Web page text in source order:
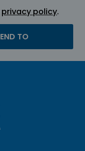
privacy policy.